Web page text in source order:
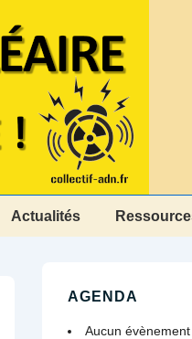
Actualités
AGENDA
Aucun